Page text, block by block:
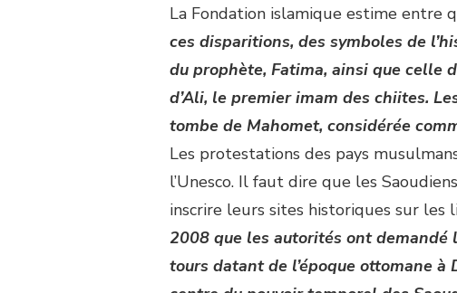
La Fondation islamique estime entre
ces disparitions, des symboles de
du prophète, Fatima, ainsi que celle
d’Ali, le premier imam des chiites.
tombe de Mahomet, considérée
Les protestations des pays
l’Unesco. Il faut dire que les
inscrire leurs sites historiques sur les
2008 que les autorités ont demandé
tours datant de l’époque ottomane